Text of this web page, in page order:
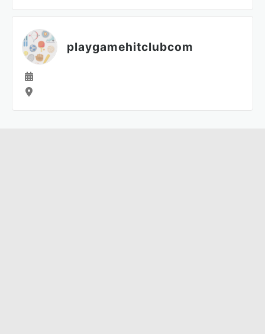
playgamehitclubcom